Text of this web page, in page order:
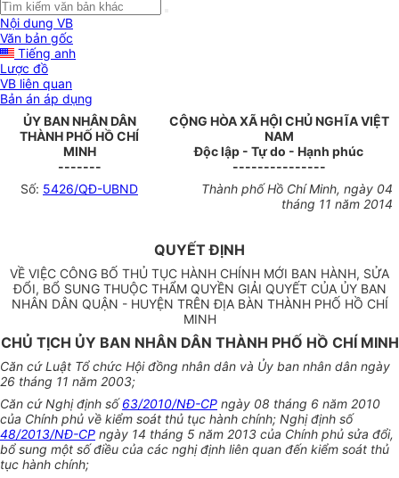
Nội dung VB
Văn bản gốc
Tiếng anh
Lược đồ
VB liên quan
Bản án áp dụng
ỦY BAN NHÂN DÂN
THÀNH PHỐ HỒ CHÍ
MINH
-------
CỘNG HÒA XÃ HỘI CHỦ NGHĨA VIỆT
NAM
Độc lập - Tự do - Hạnh phúc
---------------
Số: 5426/QĐ-UBND
Thành phố Hồ Chí Minh, ngày 04
tháng 11 năm 2014
QUYẾT ĐỊNH
VỀ VIỆC CÔNG BỐ THỦ TỤC HÀNH CHÍNH MỚI BAN HÀNH, SỬA
ĐỔI, BỔ SUNG THUỘC THẨM QUYỀN GIẢI QUYẾT CỦA ỦY BAN
NHÂN DÂN QUẬN - HUYỆN TRÊN ĐỊA BÀN THÀNH PHỐ HỒ CHÍ
MINH
CHỦ TỊCH ỦY BAN NHÂN DÂN THÀNH PHỐ HỒ CHÍ MINH
Căn cứ Luật Tổ chức Hội đồng nhân dân và Ủy ban nhân dân ngày
26 tháng 11 năm 2003;
Căn cứ Nghị định số63/2010/NĐ-CP ngày 08 tháng 6 năm 2010
của Chính phủ về kiểm soát thủ tục hành chính; Nghị định số
48/2013/NĐ-CP ngày 14 tháng 5 năm 2013 của Chính phủ sửa đổi,
bổ sung một số điều của các nghị định liên quan đến kiểm soát thủ
tục hành chính;